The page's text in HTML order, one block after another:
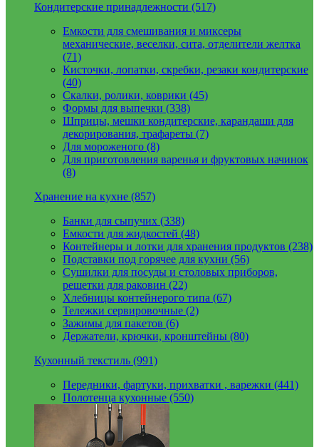
Кондитерские принадлежности (517)
Емкости для смешивания и миксеры
механические, веселки, сита, отделители желтка
(71)
Кисточки, лопатки, скребки, резаки кондитерские
(40)
Скалки, ролики, коврики (45)
Формы для выпечки (338)
Шприцы, мешки кондитерские, карандаши для
декорирования, трафареты (7)
Для мороженого (8)
Для приготовления варенья и фруктовых начинок
(8)
Хранение на кухне (857)
Банки для сыпучих (338)
Емкости для жидкостей (48)
Контейнеры и лотки для хранения продуктов (238)
Подставки под горячее для кухни (56)
Сушилки для посуды и столовых приборов,
решетки для раковин (22)
Хлебницы контейнерого типа (67)
Тележки сервировочные (2)
Зажимы для пакетов (6)
Держатели, крючки, кронштейны (80)
Кухонный текстиль (991)
Передники, фартуки, прихватки , варежки (441)
Полотенца кухонные (550)